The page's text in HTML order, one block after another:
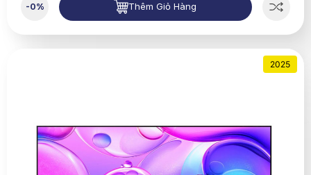
-0% Thêm Giỏ Hàng
2025